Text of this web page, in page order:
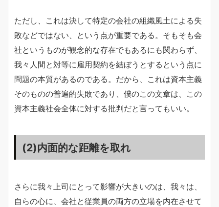
ただし、これは決して特定の会社の組織風土による失
敗などではない、という点が重要である。そもそも会
社というものが観念的な存在でもあるにも関わらず、
我々人間と対等に雇用契約を結ぼうとするという点に
問題の本質があるのである。だから、これは資本主義
そのものの普遍的失敗であり、僕のこの文章は、この
資本主義社会全体に対する批判だと言ってもいい。
(2)内面的な距離を取れ
さらに我々上司にとって影響が大きいのは、我々は、
自らの心に、会社と従業員の両方の立場を内在させて